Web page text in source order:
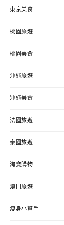
東京美食
桃園旅遊
桃園美食
沖繩旅遊
沖繩美食
法國旅遊
泰國旅遊
淘寶購物
澳門旅遊
瘦身小幫手